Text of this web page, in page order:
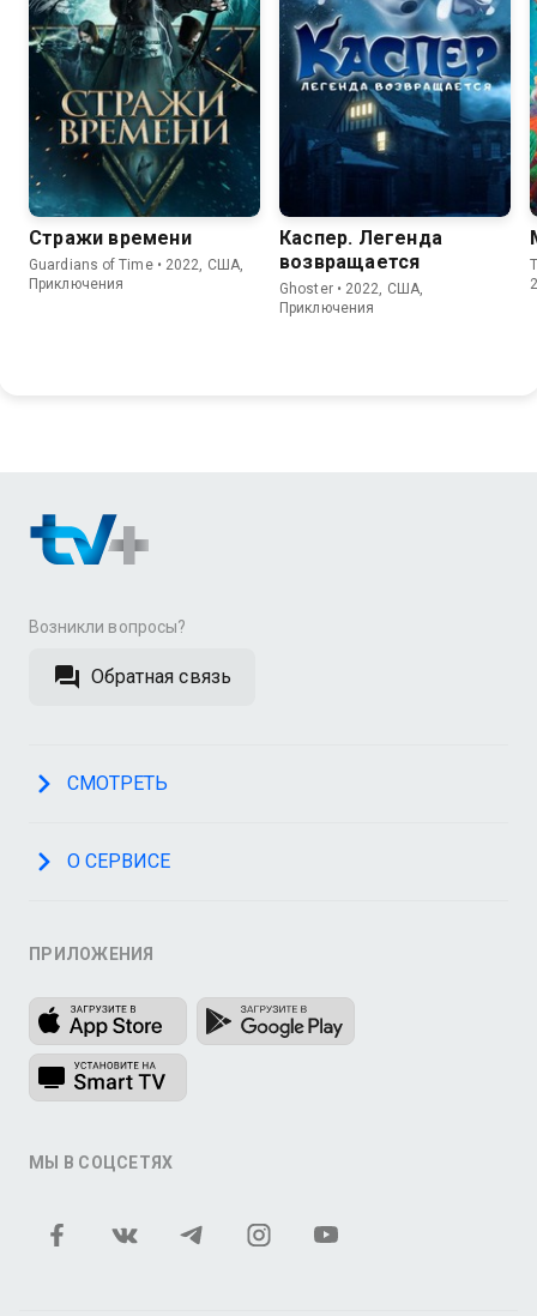
5.9 3.6
Стражи времени
Guardians of Time • 2022, США,
Приключения
6.5 3.9
Каспер. Легенда
возвращается
Ghoster • 2022, США,
Приключения
Возникли вопросы?
Обратная связь
СМОТРЕТЬ
О СЕРВИСЕ
ПРИЛОЖЕНИЯ
МЫ В СОЦСЕТЯХ